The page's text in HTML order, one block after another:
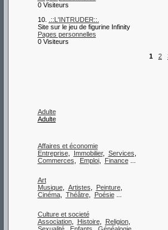
0 Visiteurs
10.
.::L'INTRUDER::.
Site sur le jeu de figurine Infinity
Pages personnelles
0 Visiteurs
1
2
Adulte
Adulte
Affaires et économie
Entreprise, Immobilier, Services
Commerces
Emploi, Finance...
Art
Musique, Artistes Peinture,
Cinéma, Théâtre, Poésie...
Culture et societé
Association, Histoire, Religion,